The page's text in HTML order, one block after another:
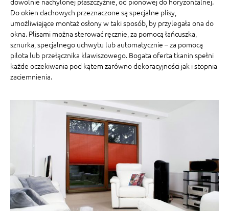
Do okien dachowych przeznaczone są specjalne plisy,
umożliwiające montaż osłony w taki sposób, by przylegała ona do
okna. Plisami można sterować ręcznie, za pomocą łańcuszka,
sznurka, specjalnego uchwytu lub automatycznie – za pomocą
pilota lub przełącznika klawiszowego. Bogata oferta tkanin spełni
każde oczekiwania pod kątem zarówno dekoracyjności jak i stopnia
zaciemnienia.